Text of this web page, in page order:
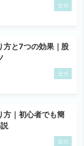
ヨガ
方と7つの効果｜股
ヨガ
方｜初心者でも簡
ヨガ